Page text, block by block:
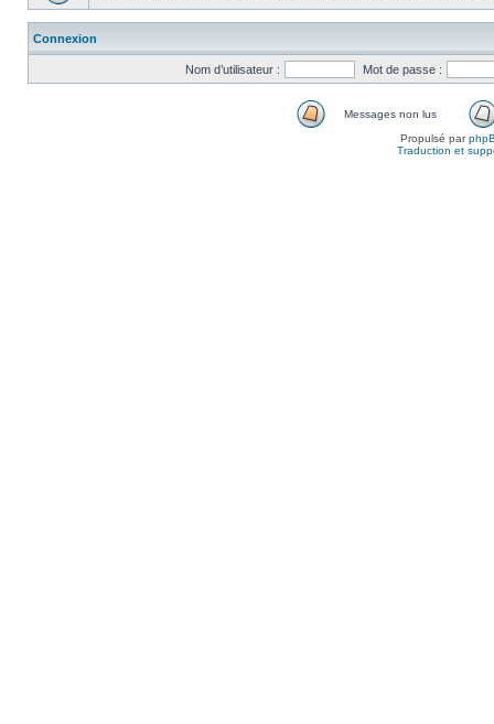
Connexion
Nom d’utilisateur : Mot de passe :
Messages non lus
Propulsé par
Traduction et